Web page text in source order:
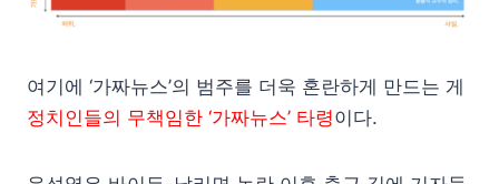
여기에 ‘가짜뉴스’의 범주를 더욱 혼란하게 만드는 게
정치인들의 무책임한 ‘가짜뉴스’ 타령이다.